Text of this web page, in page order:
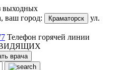
выходных
ваш город:
Краматорск
ул.
Телефон горячей линии
врача